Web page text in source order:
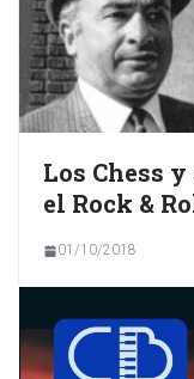
Los Chess
el Rock &
01/10/2018